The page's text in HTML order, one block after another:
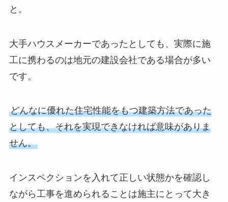
と。
大手ハウスメーカーであったとしても、実際に施
工に携わるのは地元の建設会社である場合が多い
です。
どんなに優れた住宅性能をもつ建築方法であった
としても、それを実現できなければ意味がありま
せん。
インスペクションを入れて正しい状態かを確認し
ながら工事を進められることは施主にとって大き